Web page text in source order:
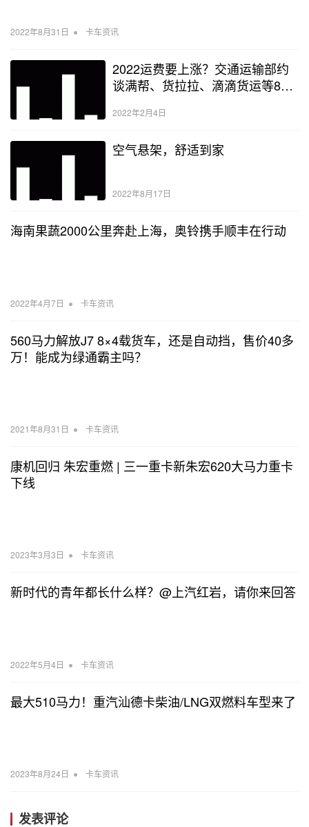
2022年8月31日 • 卡车资讯
2022运费要上涨？交通运输部约
谈满帮、货拉拉、滴滴货运等8家
2022年2月4日
空气悬架，舒适到家
2022年8月17日
海南果蔬2000公里奔赴上海，奥铃携手顺丰在行动
2022年4月7日 • 卡车资讯
560马力解放J7 8×4载货车，还是自动挡，售价40多
万！能成为绿通霸主吗？
2021年8月31日 • 卡车资讯
康机回归 朱宏重燃 | 三一重卡新朱宏620大马力重卡
下线
2023年3月3日 • 卡车资讯
新时代的青年都长什么样？@上汽红岩，请你来回答
2022年5月4日 • 卡车资讯
最大510马力！重汽汕德卡柴油/LNG双燃料车型来了
2023年8月24日 • 卡车资讯
发表评论